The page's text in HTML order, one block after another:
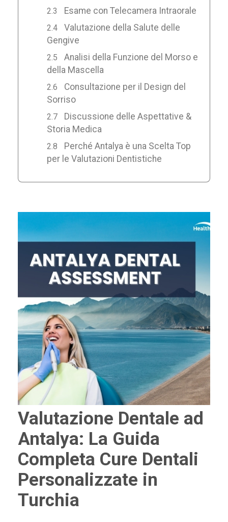
Esame con Telecamera Intraorale
Valutazione della Salute delle
Gengive
Analisi della Funzione del Morso e
della Mascella
Consultazione per il Design del
Sorriso
Discussione delle Aspettative &
Storia Medica
Perché Antalya è una Scelta Top
per le Valutazioni Dentistiche
Valutazione Dentale ad
Antalya: La Guida
Completa Cure Dentali
Personalizzate in
Turchia